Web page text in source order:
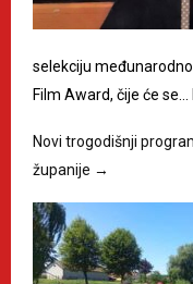
selekciju
Film Award, čije će se…
Novi trogodišnji
županije →